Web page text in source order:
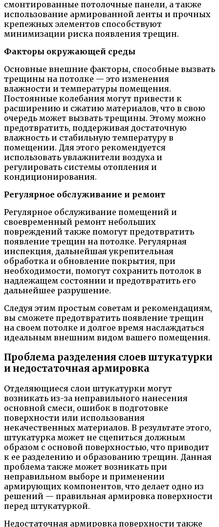
смонтированные потолочные панели, а также
использование армированной ленты и прочных
крепежных элементов способствуют
минимизации риска появления трещин.
Факторы окружающей среды
Основные внешние факторы, способные вызвать
трещины на потолке — это изменения
влажности и температуры помещения.
Постоянные колебания могут привести к
расширению и сжатию материалов, что в свою
очередь может вызвать трещины. Этому можно
предотвратить, поддерживая достаточную
влажность и стабильную температуру в
помещении. Для этого рекомендуется
использовать увлажнители воздуха и
регулировать системы отопления и
кондиционирования.
Регулярное обслуживание и ремонт
Регулярное обслуживание помещений и
своевременный ремонт небольших
повреждений также помогут предотвратить
появление трещин на потолке. Регулярная
инспекция, дальнейшая укрепительная
обработка и обновление покрытия, при
необходимости, помогут сохранить потолок в
надлежащем состоянии и предотвратить его
дальнейшее разрушение.
Следуя этим простым советам и рекомендациям,
вы сможете предотвратить появление трещин
на своем потолке и долгое время наслаждаться
идеальным внешним видом вашего помещения.
Проблема разделения слоев штукатурки
и недостаточная армировка
Отделяющиеся слои штукатурки могут
возникать из-за неправильного нанесения
основной смеси, ошибок в подготовке
поверхности или использования
некачественных материалов. В результате этого,
штукатурка может не сцепиться должным
образом с основой поверхностью, что приводит
к ее разделению и образованию трещин. Данная
проблема также может возникать при
неправильном выборе и применении
армирующих компонентов, что делает одно из
решений — правильная армировка поверхности
перед штукатуркой.
Недостаточная армировка поверхности также